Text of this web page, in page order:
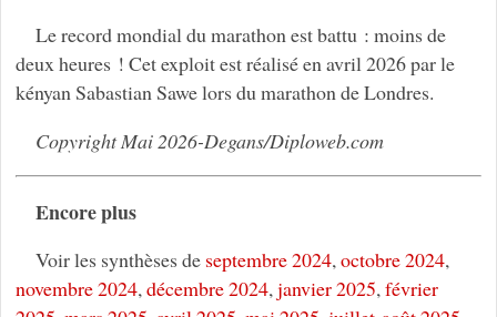
Le record mondial du marathon est battu : moins de
deux heures ! Cet exploit est réalisé en avril 2026 par le
kényan Sabastian Sawe lors du marathon de Londres.
Copyright Mai 2026-Degans/Diploweb.com
Encore plus
Voir les synthèses de septembre 2024,octobre 2024,
novembre 2024,décembre 2024,janvier 2025,février